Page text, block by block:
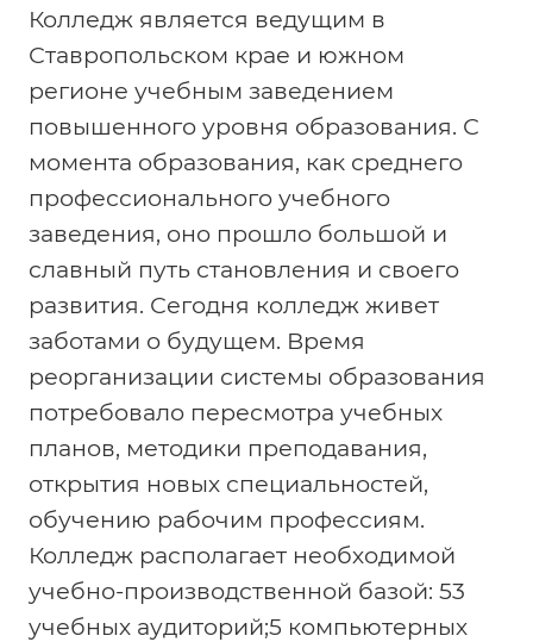
Колледж является ведущим в
Ставропольском крае и южном
регионе учебным заведением
повышенного уровня образования. С
момента образования, как среднего
профессионального учебного
заведения, оно прошло большой и
славный путь становления и своего
развития. Сегодня колледж живет
заботами о будущем. Время
реорганизации системы образования
потребовало пересмотра учебных
планов, методики преподавания,
открытия новых специальностей,
обучению рабочим профессиям.
Колледж располагает необходимой
учебно-производственной базой: 53
учебных аудиторий;5 компьютерных